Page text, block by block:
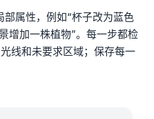
属性，例如“杯子改为蓝色
增加一株植物”。每一步都检
线和未要求区域；保存每一